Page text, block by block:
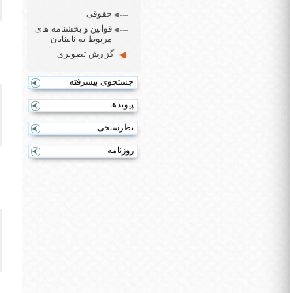
حقوقی
قوانین و بخشنامه های
مربوط به نابینایان
گزارش تصویری
جستجوی پیشرفته
پیوندها
نظرسنجی
روزنامه